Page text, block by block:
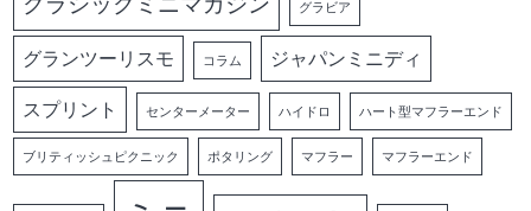
グラビア
グランツーリスモ コラム ジャパンミニディ
スプリント センターメーター ハイドロ ハート型マフラーエンド
ブリティッシュピクニック ポタリング マフラー マフラーエンド